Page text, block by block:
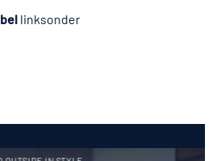
linksonder